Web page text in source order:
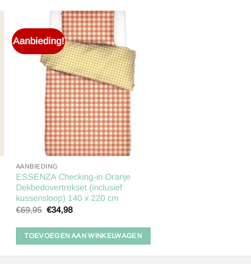
Aanbieding!
aan
verlanglijst
AANBIEDING
ESSENZA Checking-in Oranje
Dekbedovertrekset (inclusief
kussensloop) 140 x 220 cm
€69,95 Oorspronkelijke
was:
€69,95.
€34,98Huidige
is:
€34,98.
TOEVOEGEN AAN WINKELWAGEN